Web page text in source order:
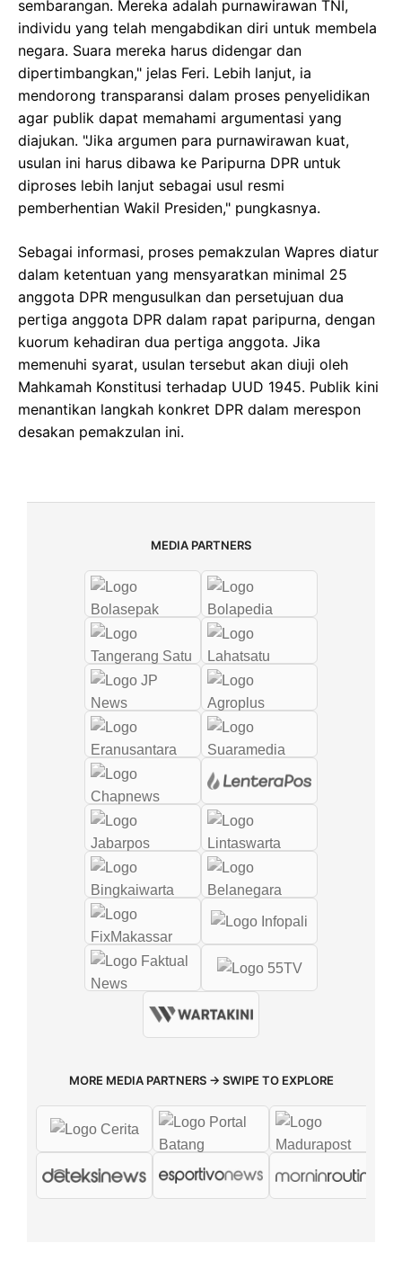
sembarangan. Mereka adalah purnawirawan TNI,
individu yang telah mengabdikan diri untuk membela
negara. Suara mereka harus didengar dan
dipertimbangkan," jelas Feri. Lebih lanjut, ia
mendorong transparansi dalam proses penyelidikan
agar publik dapat memahami argumentasi yang
diajukan. "Jika argumen para purnawirawan kuat,
usulan ini harus dibawa ke Paripurna DPR untuk
diproses lebih lanjut sebagai usul resmi
pemberhentian Wakil Presiden," pungkasnya.
Sebagai informasi, proses pemakzulan Wapres diatur
dalam ketentuan yang mensyaratkan minimal 25
anggota DPR mengusulkan dan persetujuan dua
pertiga anggota DPR dalam rapat paripurna, dengan
kuorum kehadiran dua pertiga anggota. Jika
memenuhi syarat, usulan tersebut akan diuji oleh
Mahkamah Konstitusi terhadap UUD 1945. Publik kini
menantikan langkah konkret DPR dalam merespon
desakan pemakzulan ini.
MEDIA PARTNERS
MORE MEDIA PARTNERS → SWIPE TO EXPLORE